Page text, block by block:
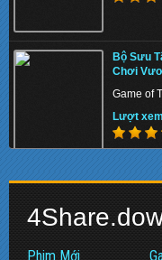
Hợp
Lượt
Bộ Sưu
Chơi
Game of
Lượt
Crash
Phim Mới